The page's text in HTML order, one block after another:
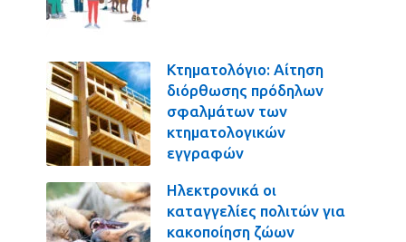
Κτηματολόγιο: Αίτηση
διόρθωσης πρόδηλων
σφαλμάτων των
κτηματολογικών
εγγραφών
Ηλεκτρονικά οι
καταγγελίες πολιτών για
κακοποίηση ζώων